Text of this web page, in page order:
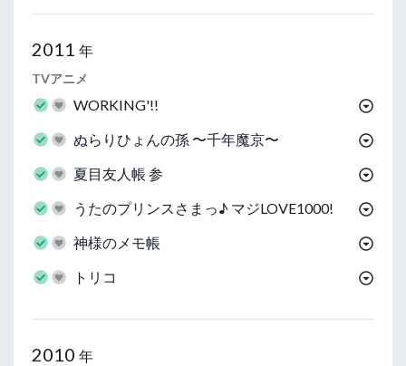
2011 年
TVアニメ
WORKING'!!
ぬらりひょんの孫 〜千年魔京〜
夏目友人帳 参
うたのプリンスさまっ♪ マジLOVE1000!
神様のメモ帳
トリコ
2010 年